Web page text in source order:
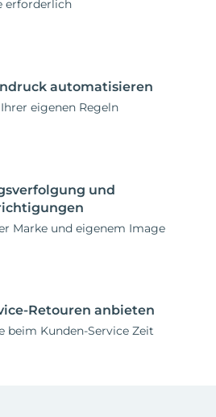
erforderlich
automatisieren
eigenen Regeln
und
Marke und eigenem Image
Retouren anbieten
beim Kunden-Service Zeit